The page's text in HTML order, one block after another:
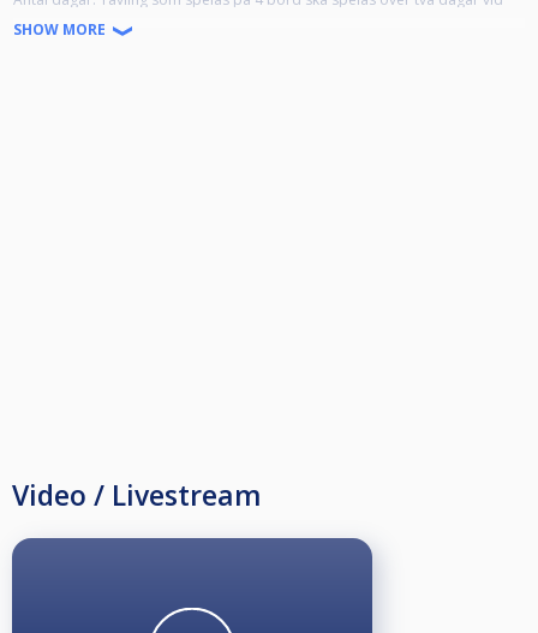
fler än 16 anmälda spelare.
SHOW MORE
Video / Livestream